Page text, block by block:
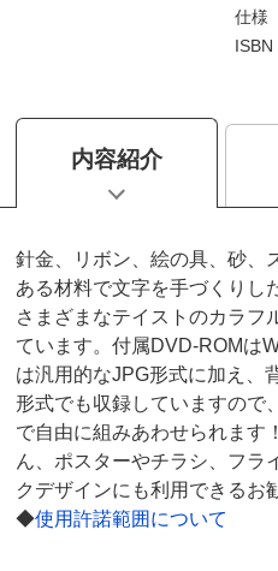
仕様
ISBN
内容紹介
針金、リボン、絵の具、砂、
ある材料で文字を手づくりし
さまざまなテイストのカラフ
ています。付属DVD-ROMは
は汎用的なJPG形式に加え、
形式でも収録していますので
で自由に組みあわせられま
ん、ポスターやチラシ、フラ
クデザインにも利用できるお
◆使用許諾範囲について